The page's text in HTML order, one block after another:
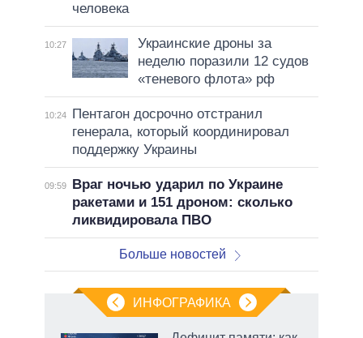
человека
10:27
Украинские дроны за
неделю поразили 12 судов
«теневого флота» рф
10:24
Пентагон досрочно отстранил
генерала, который координировал
поддержку Украины
09:59
Враг ночью ударил по Украине
ракетами и 151 дроном: сколько
ликвидировала ПВО
Больше новостей
ИНФОГРАФИКА